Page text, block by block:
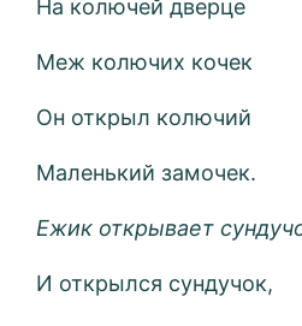
На колючей дверце
Меж колючих кочек
Он открыл колючий
Маленький замочек.
Ежик открывает
И открылся сундучок,